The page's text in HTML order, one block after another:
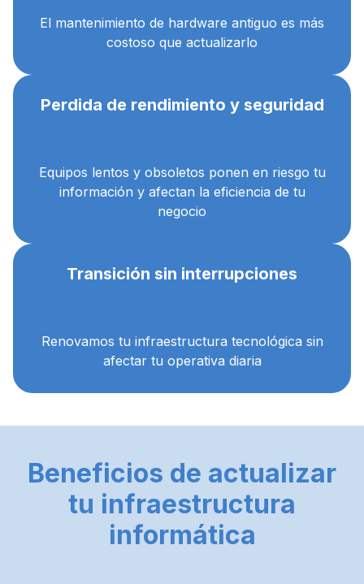
El mantenimiento de hardware antiguo es más
costoso que actualizarlo
Perdida de rendimiento y seguridad
Equipos lentos y obsoletos ponen en riesgo tu
información y afectan la eficiencia de tu
negocio
Transición sin interrupciones
Renovamos tu infraestructura tecnológica sin
afectar tu operativa diaria
Beneficios de actualizar
tu infraestructura
informática